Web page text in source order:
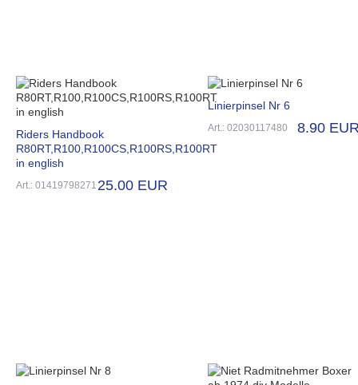
Riders Handbook
R80RT,R100,R100CS,R100RS,R100RT
in english
Art.: 01419798271 25.00 EUR
Linierpinsel Nr 6
Art.: 02030117480 8.90